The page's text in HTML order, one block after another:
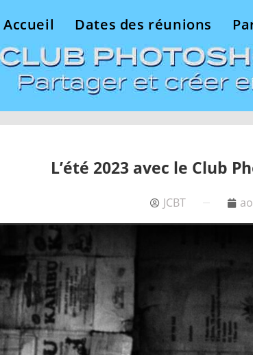
Accueil Dates des réunions
L’été 2023 avec le Club
JCBT